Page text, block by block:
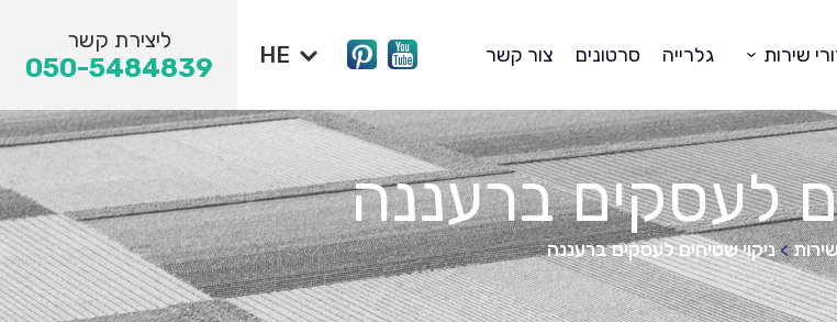
שירות גלרייה סרטונים צור קשר HE
ליצירת קשר
050-5484839
לעסקים ברעננה
>ניקוי שטיחים לעסקים ברעננה